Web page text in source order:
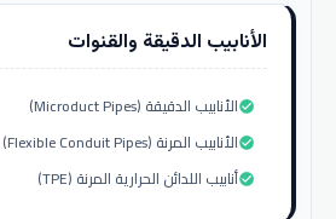
الأنابيب الدقيقة والقنوات
الأنابيب الدقيقة (Microduct Pipes)check_circle
الأنابيب المرنة (Flexible Conduit Pipes)check_circle
أنابيب اللدائن الحرارية المرنة (TPE)check_circle